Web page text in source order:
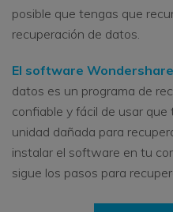
posible que tengas que
recuperación de datos.
El software
datos es un programa de
confiable y fácil de usar
unidad dañada para
instalar el software en tu
sigue los pasos para